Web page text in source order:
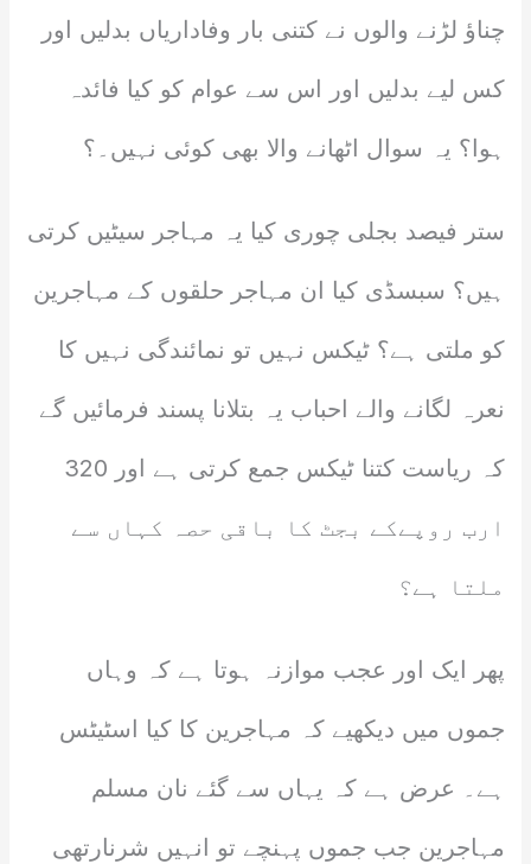
چناؤ لڑنے والوں نے کتنی بار وفاداریاں بدلیں اور
کس لیے بدلیں اور اس سے عوام کو کیا فائدہ
ہوا؟ یہ سوال اٹھانے والا بھی کوئی نہیں۔؟
ستر فیصد بجلی چوری کیا یہ مہاجر سیٹیں کرتی
ہیں؟ سبسڈی کیا ان مہاجر حلقوں کے مہاجرین
کو ملتی ہے؟ ٹیکس نہیں تو نمائندگی نہیں کا
نعرہ لگانے والے احباب یہ بتلانا پسند فرمائیں گے
کہ ریاست کتنا ٹیکس جمع کرتی ہے اور 320
ارب روپےکے بجٹ کا باقی حصہ کہاں سے
ملتا ہے؟
پھر ایک اور عجب موازنہ ہوتا ہے کہ وہاں
جموں میں دیکھیے کہ مہاجرین کا کیا اسٹیٹس
ہے۔ عرض ہے کہ یہاں سے گئے نان مسلم
مہاجرین جب جموں پہنچے تو انہیں شرنارتھی